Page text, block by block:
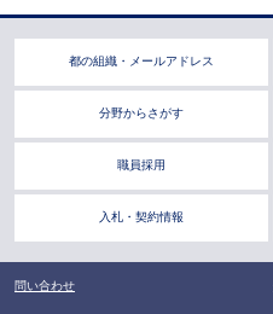
都の組織・メールアドレス
分野からさがす
職員採用
入札・契約情報
問い合わせ